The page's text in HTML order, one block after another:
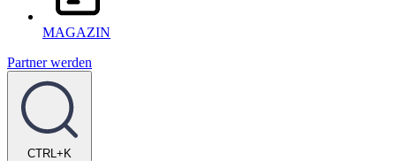
MAGAZIN
Partner werden
CTRL+K